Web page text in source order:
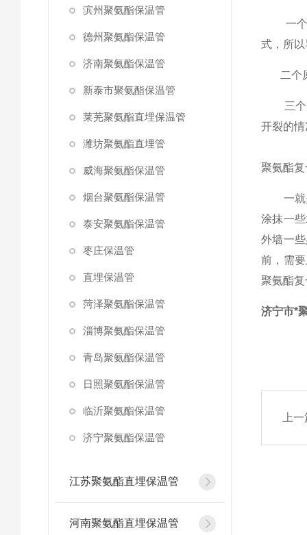
滨州聚氨酯保温管
德州聚氨酯保温管
济南聚氨酯保温管
新泰市聚氨酯保温管
莱芜聚氨酯直埋保温管
潍坊聚氨酯直埋管
威海聚氨酯保温管
烟台聚氨酯保温管
泰安聚氨酯保温管
枣庄保温管
直埋保温管
菏泽聚氨酯保温管
淄博聚氨酯保温管
青岛聚氨酯保温管
日照聚氨酯保温管
临沂聚氨酯保温管
济宁聚氨酯保温管
江苏聚氨酯直埋保温管
河南聚氨酯直埋保温管
一个原
式，所
二个原
三个原
开裂的
聚氨酯
一就是
涂抹一
外墙一
前，需
聚氨酯
济宁市*
上